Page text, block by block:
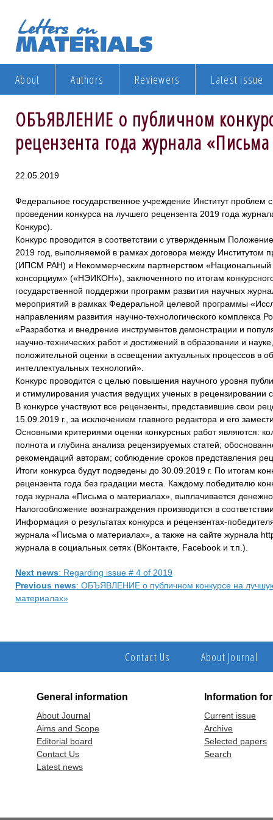
About Authors Reviewers Latest issue
ОБЪЯВЛЕНИЕ о публичном
рецензента года журнала
22.05.2019
Федеральное государственное учреждение Институт проблем
проведении конкурса на лучшего рецензента 2019 года
Конкурс).
Конкурс проводится в соответствии с утвержденным
2019 год, выполняемой в рамках договора между Институтом
(ИПСМ РАН) и Некоммерческим партнерством
консорциум» («НЭИКОН»), заключенного по итогам
государственной поддержки программ развития научных
мероприятий в рамках Федеральной целевой программы
направлениям развития научно-технологического комплекса
«Разработка и внедрение инструментов демонстрации и
научно-технических работ и достижений в образовании и
положительной оценки в освещении актуальных процессов в
интеллектуальных технологий».
Конкурс проводится с целью повышения научного уровня
и стимулирования участия ведущих ученых в рецензировании
В конкурсе участвуют все рецензенты, представившие свои
15.09.2019 г., за исключением главного редактора и его
Основными критериями оценки конкурсных работ являются:
полнота и глубина анализа рецензируемых статей;
рекомендаций авторам; соблюдение сроков представления
Итоги конкурса будут подведены до 30.09.2019 г. По итогам
рецензента года без градации места. Каждому победителю
года журнала «Письма о материалах», выплачивается
Налогообложение вознаграждения производится в
Информация о результатах конкурса и рецензентах-
журнала «Письма о материалах», а также на сайте журнала
журнала в социальных сетях (ВКонтакте, Facebook и т.п.).
Next news: Regarding issue # 4 of 2019
Previous news: ОБЪЯВЛЕНИЕ о публичном конкурсе на
материалах»
Contact Us About Journal
General information
About Journal
Aims and Scope
Editorial board
Contact Us
Latest news
Information
Current issue
Archive
Selected papers
Search